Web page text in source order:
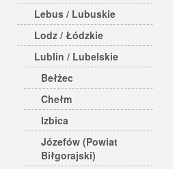
Lebus / Lubuskie
Lodz / Łódzkie
Lublin / Lubelskie
Bełżec
Chełm
Izbica
Józefów (Powiat
Biłgorajski)